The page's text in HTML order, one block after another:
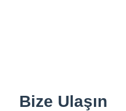
Bize Ulaşın